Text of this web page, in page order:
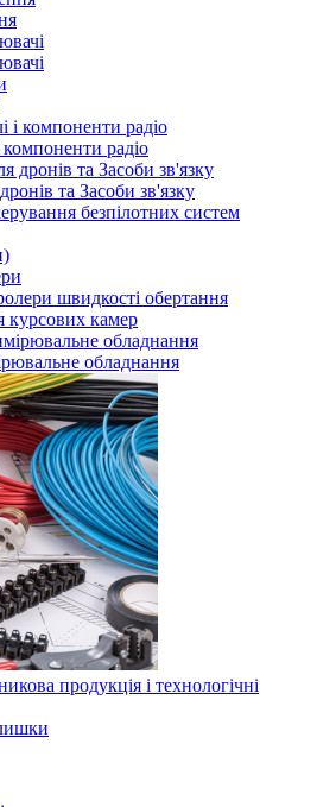
компоненти радіо
та Засоби зв'язку
безпілотних систем
швидкості обертання
курсових камер
обладнання
продукція і технологічні